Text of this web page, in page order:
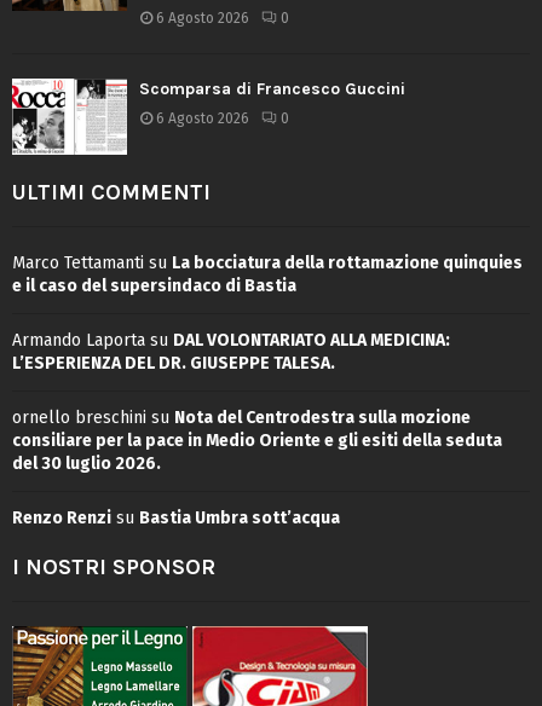
6 Agosto 2026 0
Scomparsa di Francesco Guccini
6 Agosto 2026 0
ULTIMI COMMENTI
Marco Tettamanti su La bocciatura della rottamazione quinquies
e il caso del supersindaco di Bastia
Armando Laporta su DAL VOLONTARIATO ALLA MEDICINA:
L’ESPERIENZA DEL DR. GIUSEPPE TALESA.
ornello breschini su Nota del Centrodestra sulla mozione
consiliare per la pace in Medio Oriente e gli esiti della seduta
del 30 luglio 2026.
Renzo Renzi su Bastia Umbra sott’acqua
I NOSTRI SPONSOR